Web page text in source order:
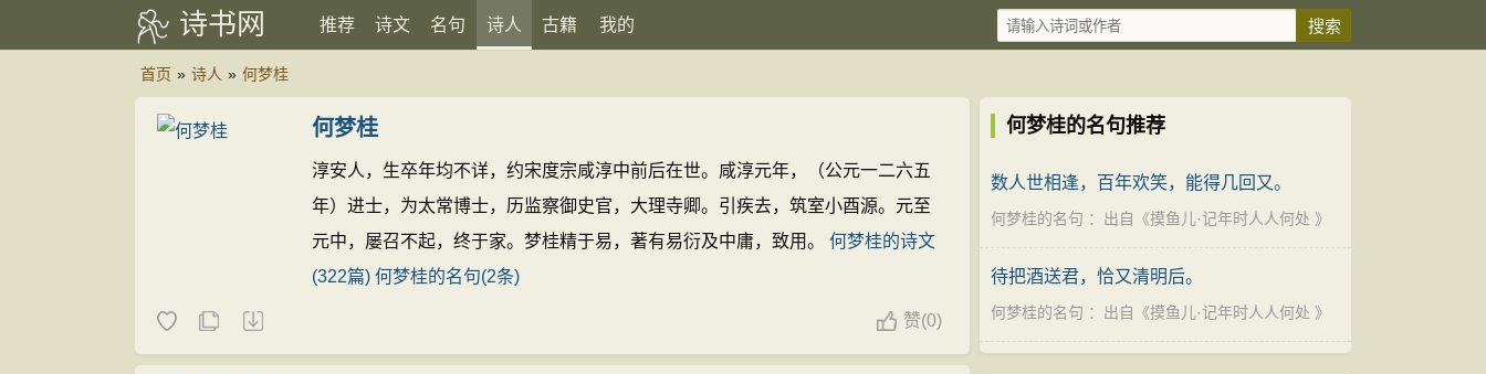
诗书网 推荐 诗文 名句 诗人 古籍 我的
首页 » 诗人 » 何梦桂
何梦桂
淳安人，生卒年均不详，约宋度宗咸淳中前后在世。咸淳元年，（公元一二六五
年）进士，为太常博士，历监察御史官，大理寺卿。引疾去，筑室小酉源。元至
元中，屡召不起，终于家。梦桂精于易，著有易衍及中庸，致用。 何梦桂的诗文
(322篇) 何梦桂的名句(2条)
赞(0)
何梦桂的名句推荐
数人世相逢，百年欢笑，能得几回又。
何梦桂的名句 ：出自《摸鱼儿·记年时人人何处 》
待把酒送君，恰又清明后。
何梦桂的名句 ：出自《摸鱼儿·记年时人人何处 》